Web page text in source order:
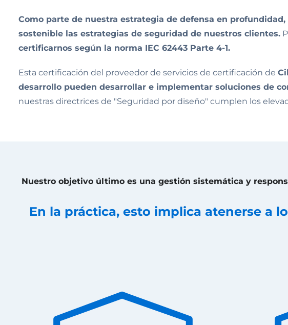
Como parte de nuestra estrategia de defensa en
sostenible las estrategias de seguridad de nuestros clientes.
certificarnos según la norma IEC 62443 Parte 4-1.
Esta certificación del proveedor de servicios de certificación de
desarrollo pueden desarrollar e implementar soluciones de
nuestras directrices de "Seguridad por diseño" cumplen los
Nuestro objetivo último es una gestión sistemática y
En la práctica, esto implica atenerse a